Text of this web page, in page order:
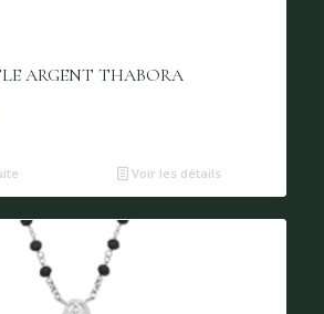
ARGENT THABORA
Voir les détails